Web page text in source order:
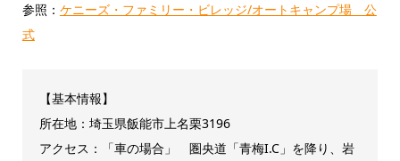
参照： ケニーズ・ファミリー・ビレッジ/オートキャンプ場 公
式
【基本情報】
所在地：埼玉県飯能市上名栗3196
アクセス：「車の場合」 圏央道「青梅I.C」を降り、岩